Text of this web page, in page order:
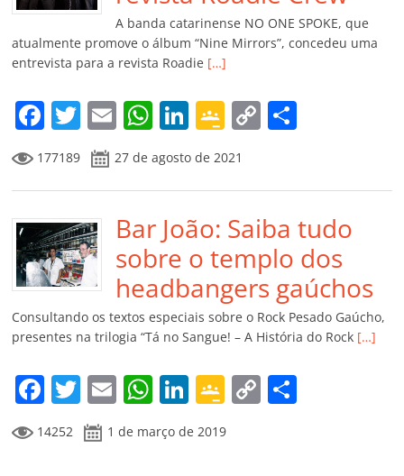
k ss
ro
o
m
ar
A banda catarinense NO ONE SPOKE, que
atualmente promove o álbum “Nine Mirrors”, concedeu uma
entrevista para a revista Roadie […]
F
a
c
e
b
o
o
k
T
w
itt
er
E
m
ai
l
W
at
s
A
p
p
Li
n
k
e
dI
n
G
o
o
gl
e
Cl
a
ss
ro
o
m
C
y
Li
n
k
p
ar
til
h
ar
177189 27 de agosto de 2021
Bar João: Saiba tudo
sobre o templo dos
headbangers gaúchos
Consultando os textos especiais sobre o Rock Pesado Gaúcho,
presentes na trilogia “Tá no Sangue! – A História do Rock […]
F
a
c
T
w
itt
E
m
ai
W
at
Li
n
k
G
o
o
C
14252 1 de março de 2019